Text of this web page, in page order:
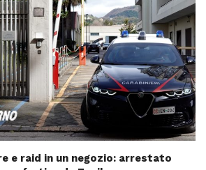
e raid in un negozio: arrestato